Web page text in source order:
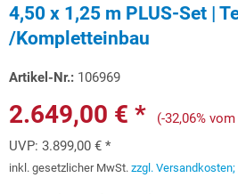
4,50 x 1,25 m PLUS-Set |
/Kompletteinbau
Artikel-Nr.: 106969
2.649,00 € *
(-32,06%
UVP: 3.899,00 € *
inkl. gesetzlicher MwSt. zzgl.